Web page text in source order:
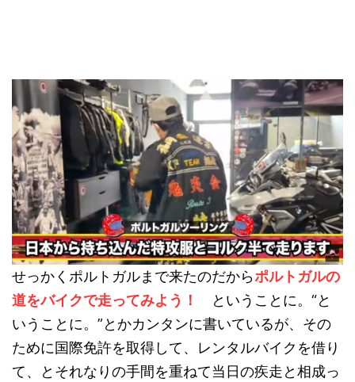
せっかくポルトガルまで来たのだからポルトガルの
道をバイクで走ってみよう！
ということに。“と
いうことに。”とかカンタンに書いているが、その
ために国際免許を取得して、レンタルバイクを借り
て、とそれなりの手間を重ねて当日の疾走と相成っ